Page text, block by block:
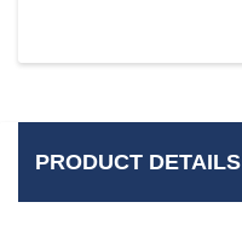
PRODUCT DETAILS